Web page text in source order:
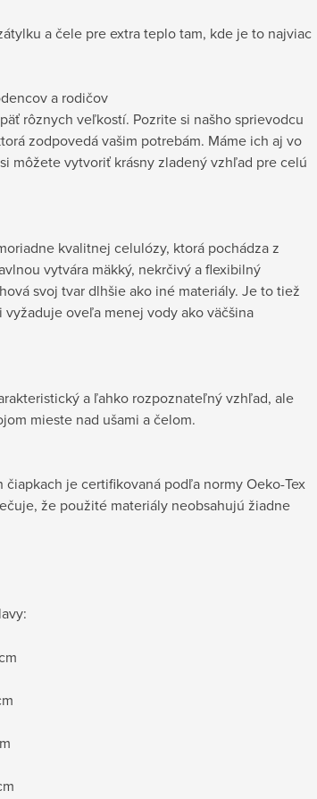
a čele pre extra teplo tam, kde je to najviac
a rodičov
rôznych veľkostí. Pozrite si našho sprievodcu
zodpovedá vašim potrebám. Máme ich aj vo
môžete vytvoriť krásny zladený vzhľad pre celú
kvalitnej celulózy, ktorá pochádza z
vytvára mäkký, nekrčivý a flexibilný
svoj tvar dlhšie ako iné materiály. Je to tiež
oveľa menej vody ako väčšina
a ľahko rozpoznateľný vzhľad, ale
mieste nad ušami a čelom.
je certifikovaná podľa normy Oeko-Tex
že použité materiály neobsahujú žiadne